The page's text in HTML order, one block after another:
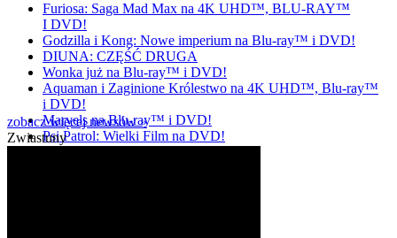
Furiosa: Saga Mad Max na 4K UHD™, BLU-RAY™
I DVD!
Godzilla i Kong: Nowe imperium na Blu-ray™ i DVD!
DIUNA: CZĘŚĆ DRUGA
Wonka już na Blu-ray™ i DVD!
Aquaman i Zaginione Królestwo na 4K UHD™, Blu-ray™
i DVD!
Marvels na Blu-ray™ i DVD!
Psi Patrol: Wielki Film na DVD!
zobacz więcej newsów »
Zwiastuny